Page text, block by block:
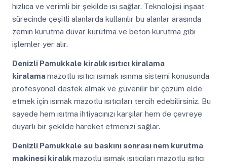
hızlıca ve verimli bir şekilde ısı sağlar. Teknolojisi inşaat
sürecinde çeşitli alanlarda kullanılır bu alanlar arasında
zemin kurutma duvar kurutma ve beton kurutma gibi
işlemler yer alır.
Denizli Pamukkale kiralık ısıtıcı kiralama
kiralamamazotlu ısıtıcı ısımak ısınma sistemi konusunda
profesyonel destek almak ve güvenilir bir çözüm elde
etmek için ısımak mazotlu ısıtıcıları tercih edebilirsiniz. Bu
sayede hem ısıtma ihtiyacınızı karşılar hem de çevreye
duyarlı bir şekilde hareket etmenizi sağlar.
Denizli Pamukkale su baskını sonrası nem kurutma
makinesi kiralık mazotlu ısımak ısıtıcıları mazotlu ısıtıcı